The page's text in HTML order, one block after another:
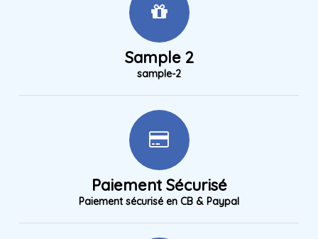
Sample 2
sample-2
Paiement Sécurisé
Paiement sécurisé en CB & Paypal